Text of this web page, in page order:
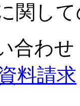
関し
合わせ
料請求